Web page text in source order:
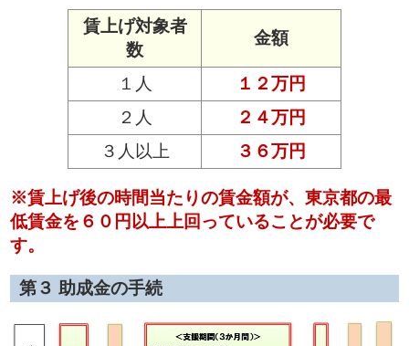
賃上げ対象者
数
金額
１人
１２万円
２人
２４万円
３人以上
３６万円
※賃上げ後の時間当たりの賃金額が、東京都の最
低賃金を６０円以上上回っていることが必要で
す。
第３ 助成金の手続